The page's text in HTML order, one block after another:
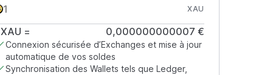
XAU
XAU = 0,000000000007 €
Connexion sécurisée d’Exchanges et mise à jour
automatique de vos soldes
Synchronisation des Wallets tels que Ledger,